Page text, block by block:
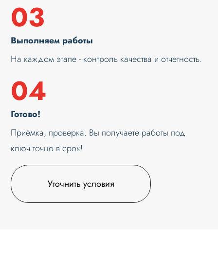
03
Выполняем работы
На каждом этапе - контроль качества и отчетность.
04
Готово!
Приёмка, проверка. Вы получаете работы под
ключ точно в срок!
Уточнить условия